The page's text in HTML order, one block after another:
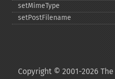
setMimeType
setPostFilename
Copyright © 2001-2026